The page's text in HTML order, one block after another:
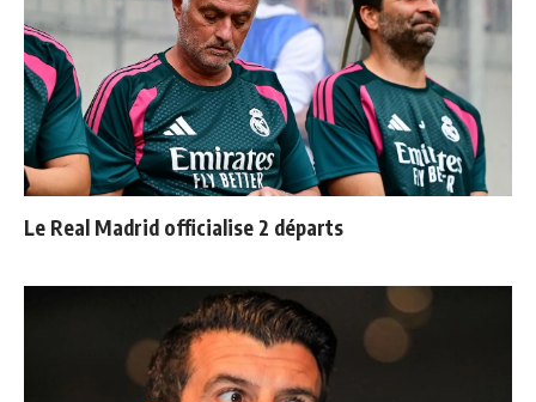
Le Real Madrid officialise 2 départs